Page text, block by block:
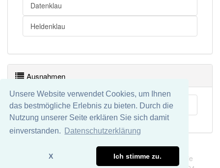
Unsere Website verwendet Cookies, um Ihnen
das bestmögliche Erlebnis zu bieten. Durch die
Nutzung unserer Seite erklären Sie sich damit
einverstanden.
Datenschutzerklärung
X Ich stimme zu.
Datenklau
Heldenklau
Ausnahmen
Bärenklau
Datenschutz
Wir übernehmen keine Garantie und keine Haftung für die